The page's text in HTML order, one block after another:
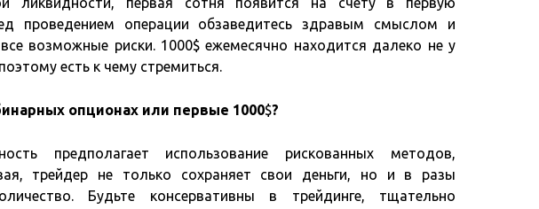
проведением операции обзаведитесь здравым смыслом и
все возможные риски. 1000$ ежемесячно находится далеко не у
есть к чему стремиться.
опционах или первые 1000$?
предполагает использование рискованных методов,
трейдер не только сохраняет свои деньги, но и в разы
Будьте консервативны в трейдинге, тщательно